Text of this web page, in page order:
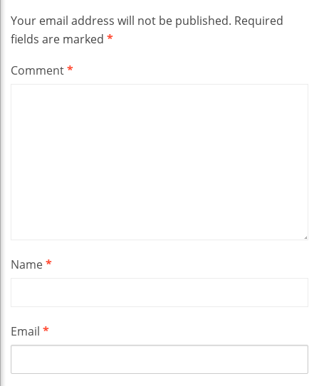
Your email address will not be published. Required
fields are marked *
Comment*
Name*
Email *